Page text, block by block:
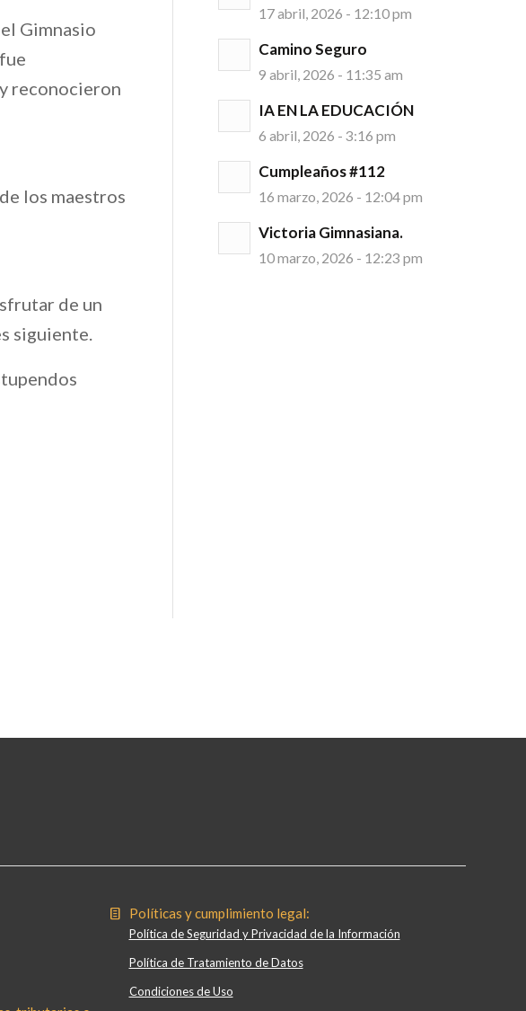
Gimnasio
reconocieron
los maestros
de un
siguiente.
17 abril, 2026 - 12:10 pm
Camino Seguro
9 abril, 2026 - 11:35 am
IA EN LA EDUCACIÓN
6 abril, 2026 - 3:16 pm
Cumpleaños #112
16 marzo, 2026 - 12:04 pm
Victoria Gimnasiana.
10 marzo, 2026 - 12:23 pm
Políticas y cumplimiento legal:
Política de Seguridad y Privacidad de la Información
Política de Tratamiento de Datos
Condiciones de Uso